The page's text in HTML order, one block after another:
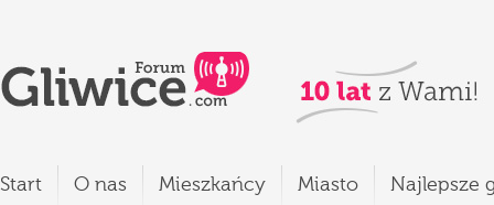
Start O nas Mieszkańcy Miasto Najlepsze